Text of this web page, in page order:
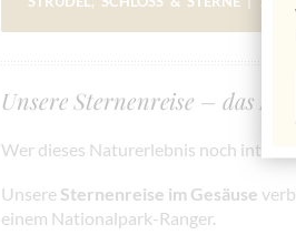
Unsere Sternenreise – das
Wer dieses Naturerlebnis noch
Unsere Sternenreise im Gesäuse
einem Nationalpark-Ranger.